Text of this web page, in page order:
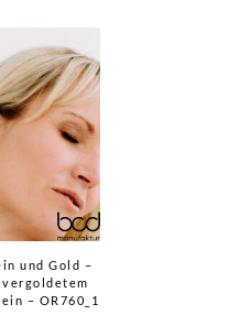
und Gold –
– OR760_1